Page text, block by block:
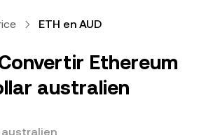
ETH en AUD
Ethereum
australien
australien